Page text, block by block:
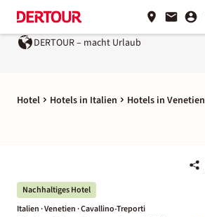
DERTOUR – macht Urlaub
Hotel Hotels in Italien Hotels in Venetien
Nachhaltiges Hotel
Italien · Venetien · Cavallino-Treporti